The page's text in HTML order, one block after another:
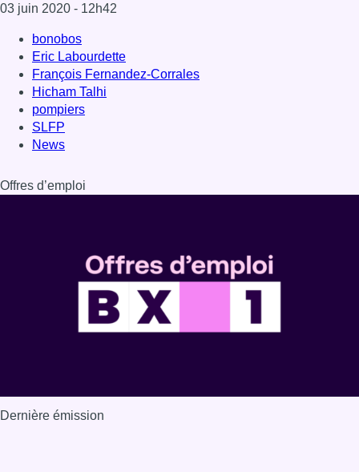
03 juin 2020 - 12h42
bonobos
Eric Labourdette
François Fernandez-Corrales
Hicham Talhi
pompiers
SLFP
News
Offres d’emploi
Dernière émission